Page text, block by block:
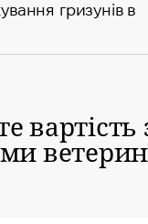
гризунів в
вартість